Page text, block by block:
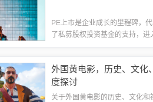
PE上市是企业成长的里程碑，
了私募股权投资基金的支持，
路，为未来的发展打开了更广阔
外国黄电影，历史、文化
度探讨
关于外国黄电影的历史、文化和